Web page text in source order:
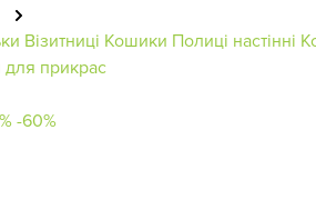
Візитниці Кошики Полиці настінні
прикрас
-60%